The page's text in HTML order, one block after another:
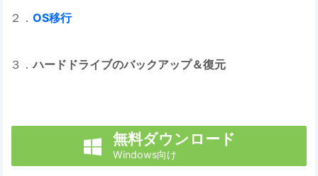
２．OS移行
３．ハードドライブのバックアップ＆復元
 無料ダウンロード
Windows向け